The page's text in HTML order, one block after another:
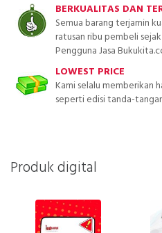
BERKUALITAS DAN
Semua barang terjamin
ratusan ribu pembeli
Pengguna Jasa
LOWEST PRICE
Kami selalu memberikan
seperti edisi tanda-
Produk digital